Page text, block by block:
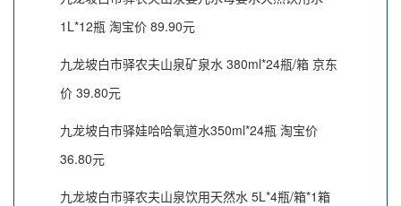
1L*12瓶 淘宝价 89.90元
九龙坡白市驿农夫山泉矿泉水 380ml*24瓶/箱 京东
价 39.80元
九龙坡白市驿娃哈哈氧道水350ml*24瓶 淘宝价
36.80元
九龙坡白市驿农夫山泉饮用天然水 5L*4瓶/箱*1箱